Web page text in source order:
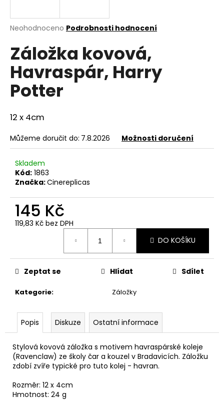
Průměrné
produktu
je
0,0
5
hvězdiček.
Neohodnoceno Podrobnosti hodnocení
Záložka kovová,
Havraspár, Harry
Potter
12 x 4cm
Můžeme doručit do: 7.8.2026 Možnosti doručení
Skladem
Kód: 1863
Značka:Cinereplicas
145 Kč
119,83 Kč bez DPH
DO KOŠÍKU
Kategorie: Záložky
Zeptat se Hlídat Sdílet
Popis Diskuze Ostatní informace
Stylová kovová záložka s motivem havraspárské koleje
(Ravenclaw) ze školy čar a kouzel v Bradavicích. Záložku
zdobí zvíře typické pro tuto kolej - havran.
Rozměr: 12 x 4cm
Hmotnost: 24 g
j
t
?
D
o
p
č
e
m
HARIBO
KRABIČCE
450G,
HARRY
POTTER
139
Původně:
169
Kč